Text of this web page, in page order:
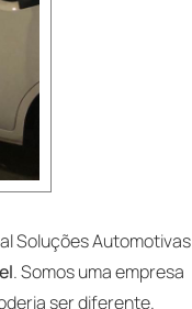
Soluções Automotivas
. Somos uma empresa
ser diferente.